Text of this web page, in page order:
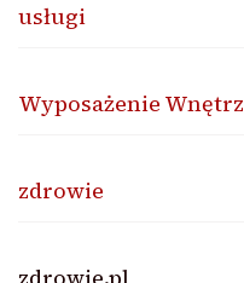
usługi
Wyposażenie Wnętrz
zdrowie